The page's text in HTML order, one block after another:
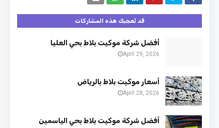
قد تُعجبك هذه المشاركات
أفضل شركة موكيت بلاط بحي العليا
April 29, 2026
أسعار موكيت بلاط بالرياض
April 28, 2026
أفضل شركة موكيت بلاط بحي الياسمين